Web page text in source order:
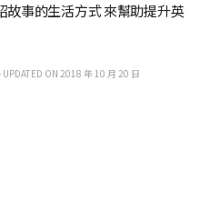
故事的生活方式 來幫助提升英
ON 2018 年 10 月 20 日